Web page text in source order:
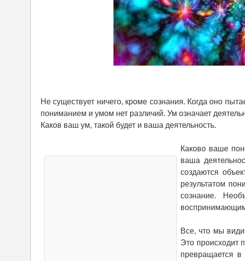
Не существует ничего, кроме сознания. Когда оно
пониманием и умом нет различий. Ум означает
Каков ваш ум, такой будет и ваша деятельность.
Каково ваше
ваша
создаются
результатом
сознание.
Все, что мы
Это происходит
превращается